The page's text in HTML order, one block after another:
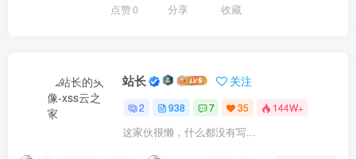
点赞0 分享 收藏
站长 关注
2 938 7 35 144W+
这家伙很懒，什么都没有写...